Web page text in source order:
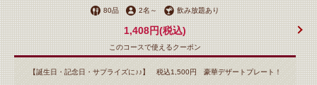
80品 2名～ 飲み放題あり
1,408円(税込)
このコースで使えるクーポン
【誕生日・記念日・サプライズに♪♪】 税込1,500円 豪華デザートプレート！